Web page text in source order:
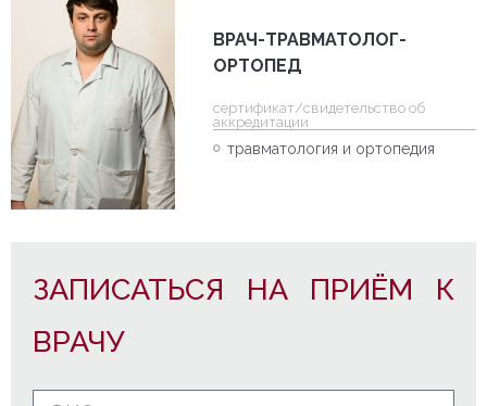
ВРАЧ-ТРАВМАТОЛОГ-
ОРТОПЕД
cертификат/свидетельство об
аккредитации
травматология и ортопедия
ЗАПИСАТЬСЯ НА ПРИЁМ К
ВРАЧУ